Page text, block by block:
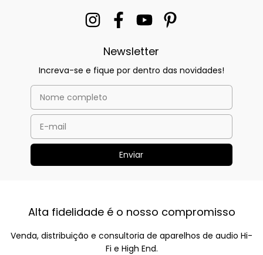
Newsletter
Increva-se e fique por dentro das novidades!
Alta fidelidade é o nosso compromisso
Venda, distribuição e consultoria de aparelhos de audio Hi-
Fi e High End.